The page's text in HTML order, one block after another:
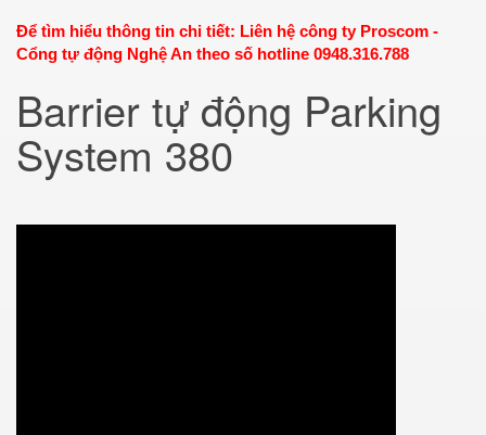
Để tìm hiểu thông tin chi tiết: Liên hệ công ty Proscom -
Cổng tự động Nghệ An theo số hotline 0948.316.788
Barrier tự động Parking
System 380